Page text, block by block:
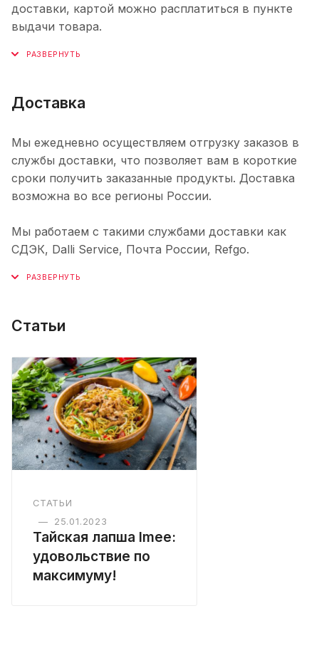
доставки, картой можно расплатиться в пункте
выдачи товара.
Доставка
Мы ежедневно осуществляем отгрузку заказов в
службы доставки, что позволяет вам в короткие
сроки получить заказанные продукты. Доставка
возможна во все регионы России.
Мы работаем с такими службами доставки как
СДЭК, Dalli Service, Почта России, Refgo.
Статьи
СТАТЬИ
—
25.01.2023
Тайская лапша Imee:
удовольствие по
максимуму!